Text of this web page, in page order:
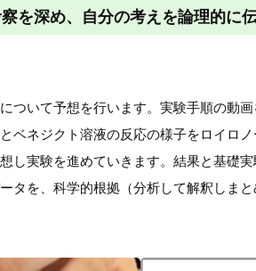
を深め、自分の考えを論理的に
ついて予想を行います。実験手順の動
ネジクト溶液の反応の様子をロイロノ
し実験を進めていきます。結果と基礎
タを、科学的根拠（分析して解釈しま